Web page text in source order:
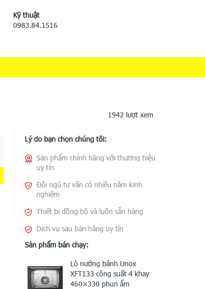
Kỹ thuật
0983.84.1516
1942 lượt xem
Lý do bạn chọn chúng tôi:
Sản phẩm chính hãng với thương hiệu
uy tín
Đội ngũ tư vấn có nhiều năm kinh
nghiệm
Thiết bị đồng bộ và luôn sẵn hàng
Dịch vụ sau bán hàng uy tín
Sản phẩm bán chạy:
Lò nướng bánh Unox
XFT133 công suất 4 khay
460×330 phun ẩm